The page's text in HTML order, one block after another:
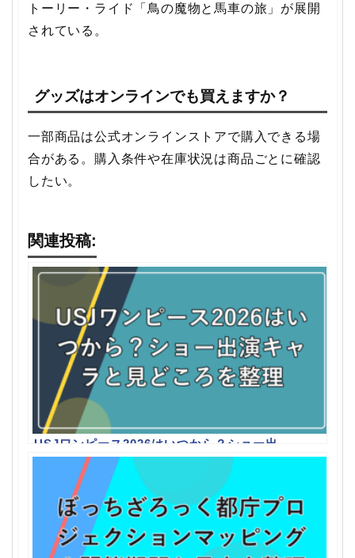
トーリー・ライド「鳥の魔物と馬車の旅」が展開
されている。
グッズはオンラインでも買えますか？
一部商品は公式オンラインストアで購入できる場
合がある。購入条件や在庫状況は商品ごとに確認
したい。
関連投稿:
USJワンピース2026はいつから？ショー出
演キャラと見どころを整理